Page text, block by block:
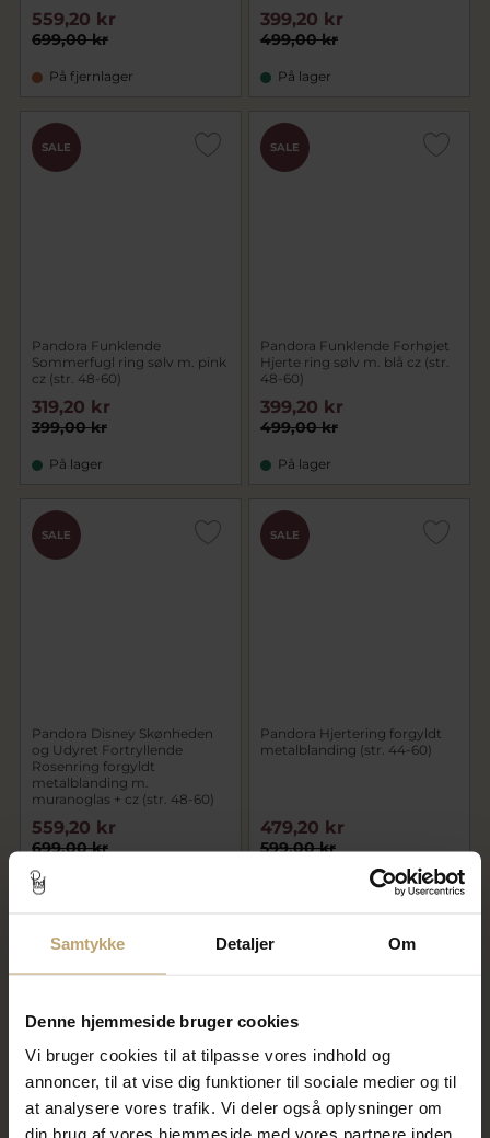
Samtykke Detaljer Om
Denne hjemmeside bruger cookies
Vi bruger cookies til at tilpasse vores indhold og
annoncer, til at vise dig funktioner til sociale medier og til
at analysere vores trafik. Vi deler også oplysninger om
din brug af vores hjemmeside med vores partnere inden
699,00 kr
559,20 kr
På fjernlager
499,00 kr
399,20 kr
På lager
SALE
Pandora Funklende
Sommerfugl ring sølv m. pink
cz (str. 48-60)
399,00 kr
319,20 kr
På lager
SALE
Pandora Funklende Forhøjet
Hjerte ring sølv m. blå cz (str.
48-60)
499,00 kr
399,20 kr
På lager
SALE
Pandora Disney Skønheden
og Udyret Fortryllende
Rosenring forgyldt
metalblanding m.
muranoglas + cz (str. 48-60)
699,00 kr
559,20 kr
SALE
Pandora Hjertering forgyldt
metalblanding (str. 44-60)
599,00 kr
479,20 kr